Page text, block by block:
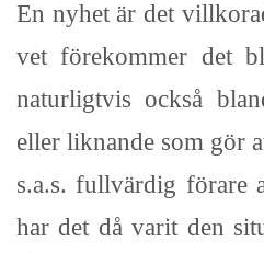
En nyhet är det
vet förekommer det
naturligtvis också
eller liknande som gör
s.a.s. fullvärdig förare
har det då varit den